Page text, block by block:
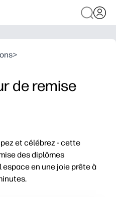
>
de remise
et célébrez - cette
des diplômes
en une joie prête à